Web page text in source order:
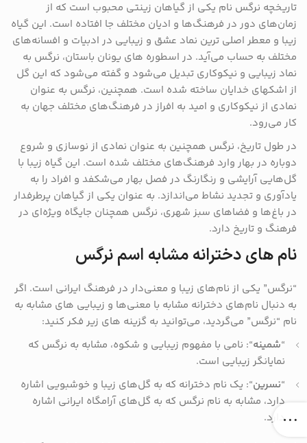
تاریخچه نرگس نام یکی از گیاهان زینتی محبوب است که از
زمان‌های دور در فرهنگ‌ها و ادیان مختلف جا افتاده است. این گیاه
زیبا و معطر اصلی ‌ترین نماد عشق و زیبایی در ادبیات و افسانه‌های
مختلف به حساب می‌آید. در اسطوره‌ های یونان باستان، نرگس به
نماد زیبایی و نیکوکاری تبدیل می‌شود و گفته می‌شود که این گل
از اشکهای خدایان ساخته شده است. همچنین، نرگس به عنوان
نمادی از نیکوکاری و امید به افراز در فرهنگ‌های مختلف جهان به
کار می‌رود.
در طول تاریخ، نرگس همچنین به عنوان نمادی از نوسازی و شروع
دوباره در بهار وارد فرهنگ‌های مختلف شده است. این گیاه زیبا با
گل‌هایی آرایشی و رنگارنگ در فصل بهار می‌شکفد و افراد را به
یادآوری و تجدید نشاط می‌اندازد. به عنوان یکی از گیاهان پرطرفدار
در باغ‌ها و فضاهای سبز شهری، نرگس همچنان جایگاه ویژه‌ای در
فرهنگ و تاریخ دارد.
نام های دخترانه مشابه اسم نرگس
“نرگس” یکی از نام‌های زیبا و معنی‌دار در فرهنگ ایرانی است. اگر
به دنبال نام‌های دخترانه مشابه با معنی‌ها و زیبایی ‌های مشابه به
نام “نرگس” می‌گردید، می‌توانید به گزینه ‌های زیر فکر کنید:
“شمینه“: نامی با مفهوم زیبایی و شکوه، مشابه به نرگس که
نمایانگر زیبایی است.
“نسرین“: یک نام دخترانه که به گل‌های زیبا و خوشبویی اشاره
دارد، مشابه به نام نرگس که به گل‌های آرامگاه ایرانی اشاره
دارد.